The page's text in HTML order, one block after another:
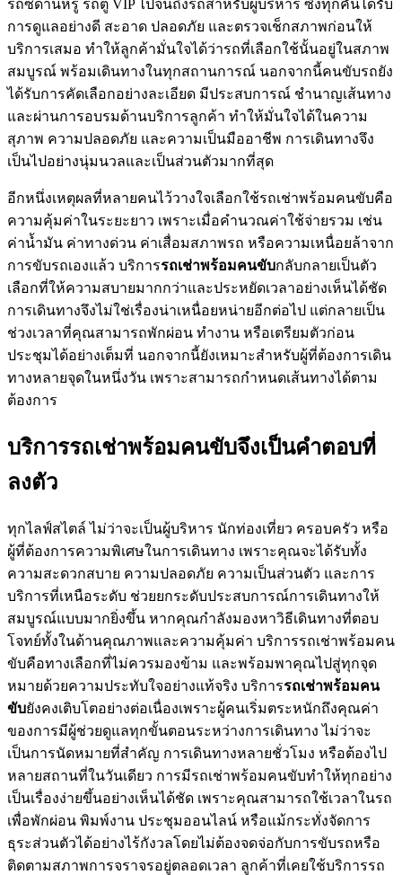
รถซีดานหรู รถตู้ VIP ไปจนถึงรถสำหรับผู้บริหาร ซึ่งทุกคันได้รับ
การดูแลอย่างดี สะอาด ปลอดภัย และตรวจเช็กสภาพก่อนให้
บริการเสมอ ทำให้ลูกค้ามั่นใจได้ว่ารถที่เลือกใช้นั้นอยู่ในสภาพ
สมบูรณ์ พร้อมเดินทางในทุกสถานการณ์ นอกจากนี้คนขับรถยัง
ได้รับการคัดเลือกอย่างละเอียด มีประสบการณ์ ชำนาญเส้นทาง
และผ่านการอบรมด้านบริการลูกค้า ทำให้มั่นใจได้ในความ
สุภาพ ความปลอดภัย และความเป็นมืออาชีพ การเดินทางจึง
เป็นไปอย่างนุ่มนวลและเป็นส่วนตัวมากที่สุด
อีกหนึ่งเหตุผลที่หลายคนไว้วางใจเลือกใช้รถเช่าพร้อมคนขับคือ
ความคุ้มค่าในระยะยาว เพราะเมื่อคำนวณค่าใช้จ่ายรวม เช่น
ค่าน้ำมัน ค่าทางด่วน ค่าเสื่อมสภาพรถ หรือความเหนื่อยล้าจาก
การขับรถเองแล้ว บริการรถเช่าพร้อมคนขับกลับกลายเป็นตัว
เลือกที่ให้ความสบายมากกว่าและประหยัดเวลาอย่างเห็นได้ชัด
การเดินทางจึงไม่ใช่เรื่องน่าเหนื่อยหน่ายอีกต่อไป แต่กลายเป็น
ช่วงเวลาที่คุณสามารถพักผ่อน ทำงาน หรือเตรียมตัวก่อน
ประชุมได้อย่างเต็มที่ นอกจากนี้ยังเหมาะสำหรับผู้ที่ต้องการเดิน
ทางหลายจุดในหนึ่งวัน เพราะสามารถกำหนดเส้นทางได้ตาม
ต้องการ
บริการรถเช่าพร้อมคนขับจึงเป็นคำตอบที่
ลงตัว
ทุกไลฟ์สไตล์ ไม่ว่าจะเป็นผู้บริหาร นักท่องเที่ยว ครอบครัว หรือ
ผู้ที่ต้องการความพิเศษในการเดินทาง เพราะคุณจะได้รับทั้ง
ความสะดวกสบาย ความปลอดภัย ความเป็นส่วนตัว และการ
บริการที่เหนือระดับ ช่วยยกระดับประสบการณ์การเดินทางให้
สมบูรณ์แบบมากยิ่งขึ้น หากคุณกำลังมองหาวิธีเดินทางที่ตอบ
โจทย์ทั้งในด้านคุณภาพและความคุ้มค่า บริการรถเช่าพร้อมคน
ขับคือทางเลือกที่ไม่ควรมองข้าม และพร้อมพาคุณไปสู่ทุกจุด
หมายด้วยความประทับใจอย่างแท้จริง บริการรถเช่าพร้อมคน
ขับยังคงเติบโตอย่างต่อเนื่องเพราะผู้คนเริ่มตระหนักถึงคุณค่า
ของการมีผู้ช่วยดูแลทุกขั้นตอนระหว่างการเดินทาง ไม่ว่าจะ
เป็นการนัดหมายที่สำคัญ การเดินทางหลายชั่วโมง หรือต้องไป
หลายสถานที่ในวันเดียว การมีรถเช่าพร้อมคนขับทำให้ทุกอย่าง
เป็นเรื่องง่ายขึ้นอย่างเห็นได้ชัด เพราะคุณสามารถใช้เวลาในรถ
เพื่อพักผ่อน พิมพ์งาน ประชุมออนไลน์ หรือแม้กระทั่งจัดการ
ธุระส่วนตัวได้อย่างไร้กังวลโดยไม่ต้องจดจ่อกับการขับรถหรือ
ติดตามสภาพการจราจรอยู่ตลอดเวลา ลูกค้าที่เคยใช้บริการรถ